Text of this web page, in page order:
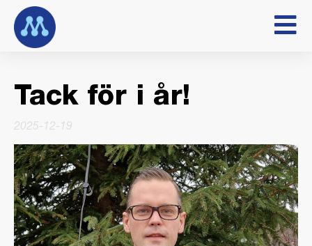
Tack för i år!
2025-12-19